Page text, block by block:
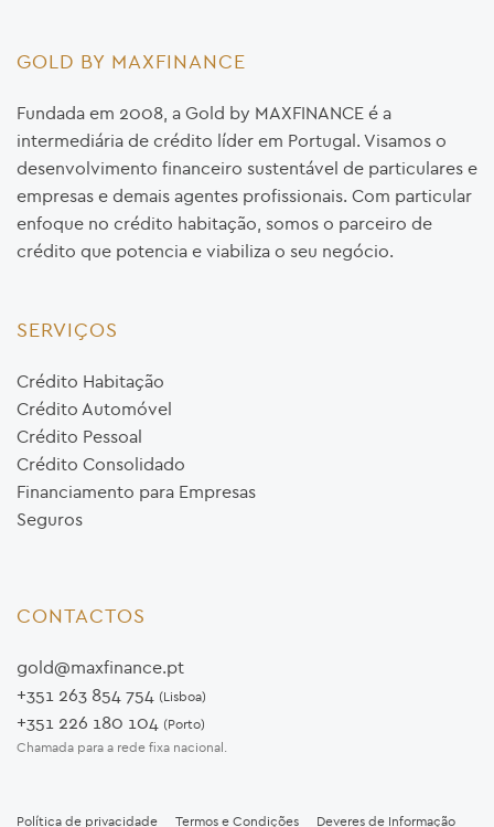
GOLD BY MAXFINANCE
Fundada em 2008, a Gold by MAXFINANCE é a
intermediária de crédito líder em Portugal. Visamos o
desenvolvimento financeiro sustentável de particulares e
empresas e demais agentes profissionais. Com particular
enfoque no crédito habitação, somos o parceiro de
crédito que potencia e viabiliza o seu negócio.
SERVIÇOS
Crédito Habitação
Crédito Automóvel
Crédito Pessoal
Crédito Consolidado
Financiamento para Empresas
Seguros
CONTACTOS
gold@maxfinance.pt
+351 263 854 754 (Lisboa)
+351 226 180 104 (Porto)
Chamada para a rede fixa nacional.
Política de privacidade Termos e Condições
Deveres de Informação